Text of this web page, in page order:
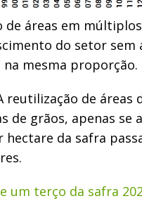
de áreas em
do setor sem
mesma proporção.
reutilização de áreas
de grãos, apenas se
hectare da safra
um terço da safra